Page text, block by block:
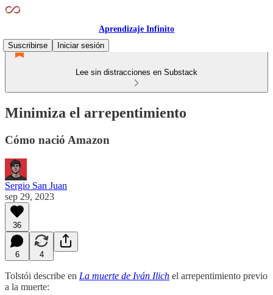
Aprendizaje Infinito
Suscribirse
Iniciar sesión
Lee sin distracciones en Substack
Minimiza el arrepentimiento
Cómo nació Amazon
Sergio San Juan
sep 29, 2023
36
6 4
Tolstói describe en La muerte de Iván Ilich el arrepentimiento previo
a la muerte: